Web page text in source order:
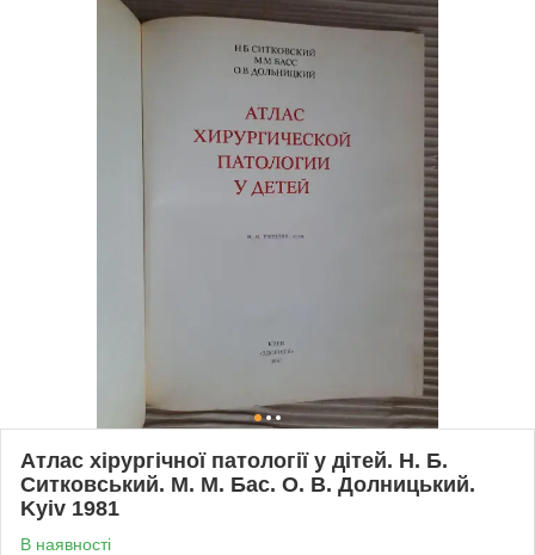
Атлас хірургічної патології у дітей. Н. Б.
Ситковський. М. М. Бас. О. В. Долницький.
Kyiv 1981
В наявності